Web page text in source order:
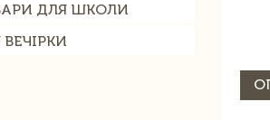
ДЛЯ ШКОЛИ